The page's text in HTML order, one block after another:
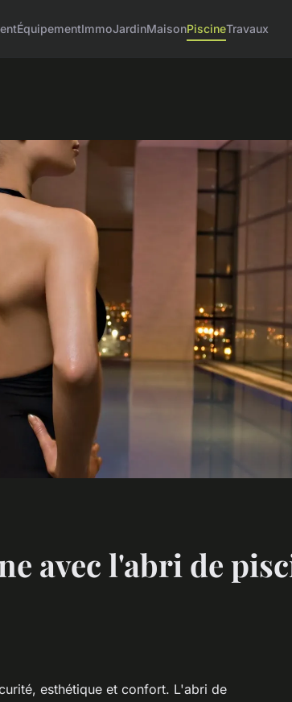
ÉquipementImmoJardinMaisonPiscineTravaux
avec l'abri de
esthétique et confort. L'abri de